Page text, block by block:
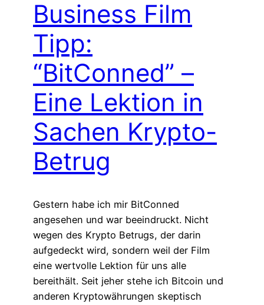
Business Film
Tipp:
“BitConned” –
Eine Lektion in
Sachen Krypto-
Betrug
Gestern habe ich mir BitConned
angesehen und war beeindruckt. Nicht
wegen des Krypto Betrugs, der darin
aufgedeckt wird, sondern weil der Film
eine wertvolle Lektion für uns alle
bereithält. Seit jeher stehe ich Bitcoin und
anderen Kryptowährungen skeptisch